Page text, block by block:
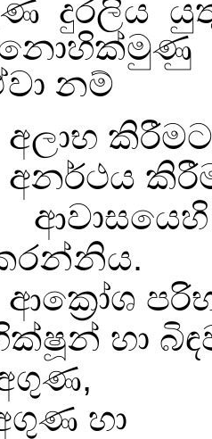
දුරලිය
නම්
හා
,
හා